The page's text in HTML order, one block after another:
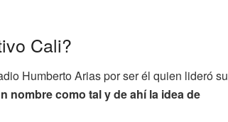
Cali?
Humberto Arias por ser él quien lideró su
nombre como tal y de ahí la idea de